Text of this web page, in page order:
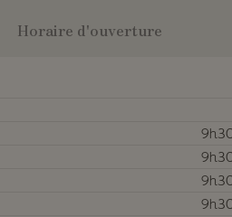
Horaire d'ouverture